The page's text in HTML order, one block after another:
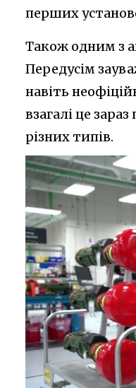
перших
Також одним з
Передусім
навіть
взагалі це
різних типів.